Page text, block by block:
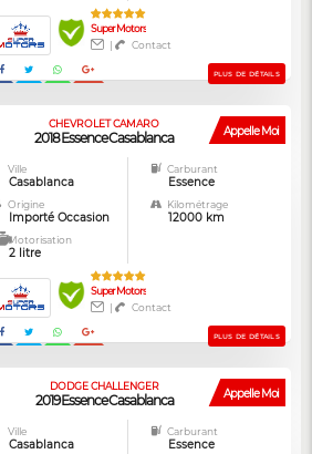
Super Motors
|
Contact
PLUS DE DÉTAILS
Appelle Moi
CHEVROLET CAMARO
2018 Essence Casablanca
Ville
Casablanca
Carburant
Essence
Origine
Importé Occasion
Kilométrage
12000 km
Motorisation
2 litre
Super Motors
|
Contact
PLUS DE DÉTAILS
Appelle Moi
DODGE CHALLENGER
2019 Essence Casablanca
Ville
Casablanca
Carburant
Essence